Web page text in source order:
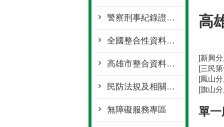
警察刑事紀錄證明(良民證)相關資訊
全國整合性資料查詢
高雄市整合資料查詢
民防法規及相關申請表格
無障礙服務專區
高
[新興
[三民
[鳳山
[旗山
單